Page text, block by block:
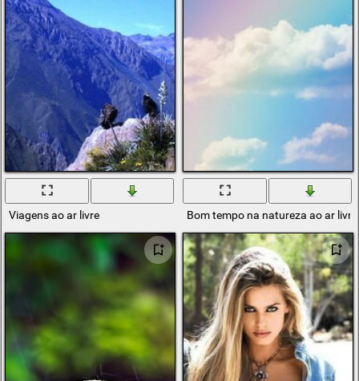
Viagens ao ar livre Bom tempo na natureza ao ar livre